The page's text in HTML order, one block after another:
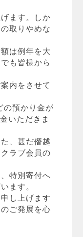
ます。しか
取りやめな
は例年を大
も皆様から
内をさせて
の預かり金が
いただきま
、甚だ僭越
ラブ会員の
特別寄付へ
ます。
し上げます
ご発展を心